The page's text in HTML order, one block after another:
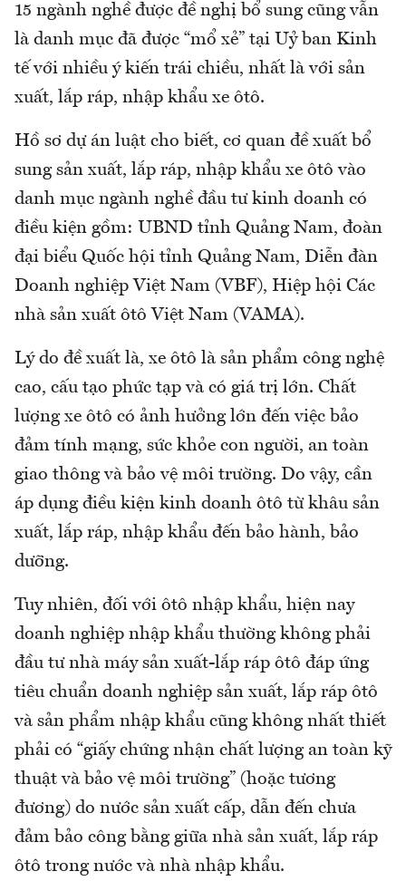
15 ngành nghề được đề nghị bổ sung cũng vẫn
là danh mục đã được “mổ xẻ” tại Uỷ ban Kinh
tế với nhiều ý kiến trái chiều, nhất là với sản
xuất, lắp ráp, nhập khẩu xe ôtô.
Hồ sơ dự án luật cho biết, cơ quan đề xuất bổ
sung sản xuất, lắp ráp, nhập khẩu xe ôtô vào
danh mục ngành nghề đầu tư kinh doanh có
điều kiện gồm: UBND tỉnh Quảng Nam, đoàn
đại biểu Quốc hội tỉnh Quảng Nam, Diễn đàn
Doanh nghiệp Việt Nam (VBF), Hiệp hội Các
nhà sản xuất ôtô Việt Nam (VAMA).
Lý do đề xuất là, xe ôtô là sản phẩm công nghệ
cao, cấu tạo phức tạp và có giá trị lớn. Chất
lượng xe ôtô có ảnh hưởng lớn đến việc bảo
đảm tính mạng, sức khỏe con người, an toàn
giao thông và bảo vệ môi trường. Do vậy, cần
áp dụng điều kiện kinh doanh ôtô từ khâu sản
xuất, lắp ráp, nhập khẩu đến bảo hành, bảo
dưỡng.
Tuy nhiên, đối với ôtô nhập khẩu, hiện nay
doanh nghiệp nhập khẩu thường không phải
đầu tư nhà máy sản xuất-lắp ráp ôtô đáp ứng
tiêu chuẩn doanh nghiệp sản xuất, lắp ráp ôtô
và sản phẩm nhập khẩu cũng không nhất thiết
phải có “giấy chứng nhận chất lượng an toàn kỹ
thuật và bảo vệ môi trường” (hoặc tương
đương) do nước sản xuất cấp, dẫn đến chưa
đảm bảo công bằng giữa nhà sản xuất, lắp ráp
ôtô trong nước và nhà nhập khẩu.